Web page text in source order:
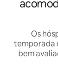
Os
temporada
bem